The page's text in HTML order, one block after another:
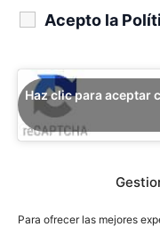
Para ofrecer las mejores
Acepto la
Haz clic para aceptar